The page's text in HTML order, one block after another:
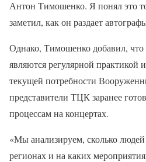
Антон Тимошенко. Я понял это
заметил, как он раздает
Однако, Тимошенко добавил, что
являются регулярной практикой
текущей потребности
представители ТЦК заранее
процессам на концертах.
«Мы анализируем, сколько
регионах и на каких